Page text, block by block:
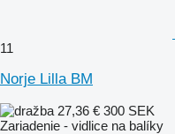
11
Norje Lilla BM
27,36 € 300 SEK
Zariadenie - vidlice na balíky